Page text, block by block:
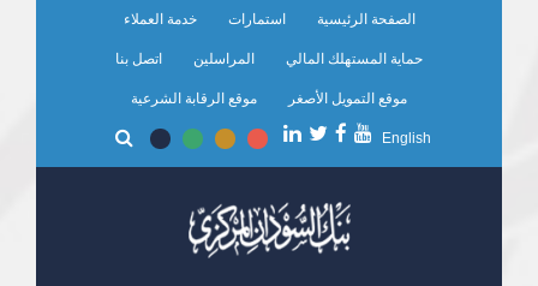
الصفحة الرئيسية استمارات خدمة العملاء
حماية المستهلك المالي المراسلين اتصل بنا
موقع التمويل الأصغر موقع الرقابة الشرعية
English